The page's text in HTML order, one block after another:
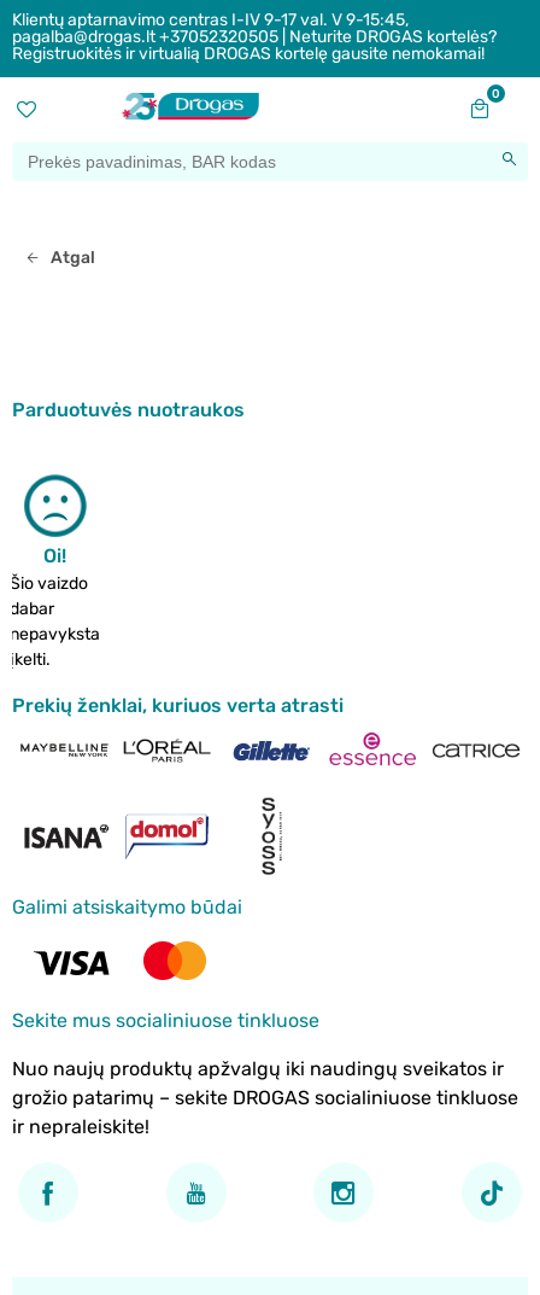
Klientų aptarnavimo centras I-IV 9-17 val. V 9-15:45,
pagalba@drogas.lt +37052320505 | Neturite DROGAS kortelės?
Registruokitės ir virtualią DROGAS kortelę gausite nemokamai!
0
Atgal
Parduotuvės nuotraukos
Oi!
Šio vaizdo
dabar
nepavyksta
įkelti.
Prekių ženklai, kuriuos verta atrasti
Galimi atsiskaitymo būdai
Sekite mus socialiniuose tinkluose
Nuo naujų produktų apžvalgų iki naudingų sveikatos ir
grožio patarimų – sekite DROGAS socialiniuose tinkluose
ir nepraleiskite!